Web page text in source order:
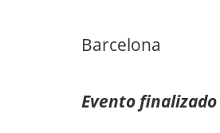
Barcelona
Evento finalizado